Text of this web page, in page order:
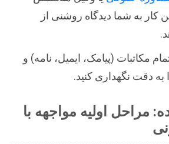
کار به شما دیدگاه روشنی از
مکاتبات (پیامک، ایمیل، نامه) و
به دقت نگهداری کنید.
مراحل اولیه مواجهه با